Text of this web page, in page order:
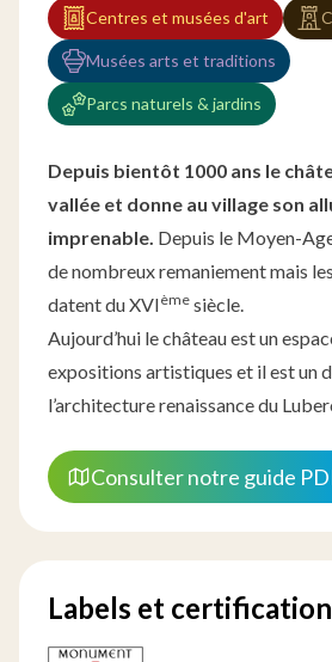
Centres et musées d'art
Musées arts et traditions
Parcs naturels & jardins
Depuis bientôt 1000 ans le
vallée et donne au village son
imprenable. Depuis le Moyen-
de nombreux remaniement mais
datent du XVIème siècle.
Aujourd’hui le château est un
expositions artistiques et il est un
l’architecture renaissance du
Consulter notre guide
Labels et